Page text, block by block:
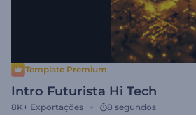
Template Premium
Intro Futurista Hi Tech
8K+ Exportações 8 segundos